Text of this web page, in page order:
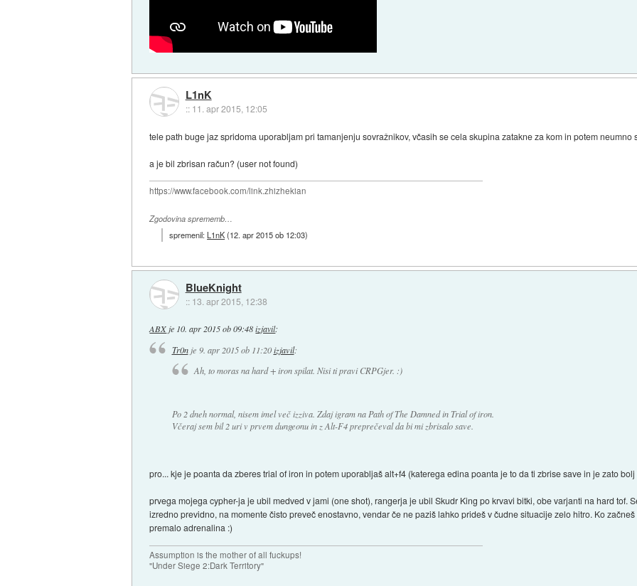
L1nK
:: 11. apr 2015, 12:05
tele path buge jaz spridoma uporabljam pri tamanjenju sovražnikov, včasih se cela skupina zatakne za kom in potem neumno
a je bil zbrisan račun? (user not found)
https://www.facebook.com/link.zhizhekian
Zgodovina sprememb…
spremenil:L1nK(12. apr 2015 ob 12:03)
BlueKnight
:: 13. apr 2015, 12:38
ABX je 10. apr 2015 ob 09:48 izjavil:
Tr0nje 9. apr 2015 ob 11:20 izjavil:
Ah, to moras na hard + iron spilat. Nisi ti pravi CRPGjer. :)
Po 2 dneh normal, nisem imel več izziva. Zdaj igram na Path of The Damned in Trial of iron.
Včeraj sem bil 2 uri v prvem dungeonu in z Alt-F4 preprečeval da bi mi zbrisalo save.
pro... kje je poanta da zberes trial of iron in potem uporabljaš alt+f4 (katerega edina poanta je to da ti zbrise save in je zato
prvega mojega cypher-ja je ubil medved v jami (one shot), rangerja je ubil Skudr King po krvavi bitki, obe varjanti na hard tof.
izredno previdno, na momente čisto preveč enostavno, vendar če ne paziš lahko prideš v čudne situacije zelo hitro. Ko
premalo adrenalina :)
Assumption is the mother of all fuckups!
"Under Siege 2:Dark Territory"